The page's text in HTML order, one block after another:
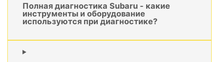
Полная диагностика Subaru - какие
инструменты и оборудование
используются при диагностике?